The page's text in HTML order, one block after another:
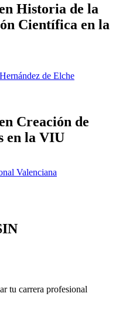
Historia de la
Científica en la
de Elche
Creación de
en la VIU
Valenciana
tu carrera profesional